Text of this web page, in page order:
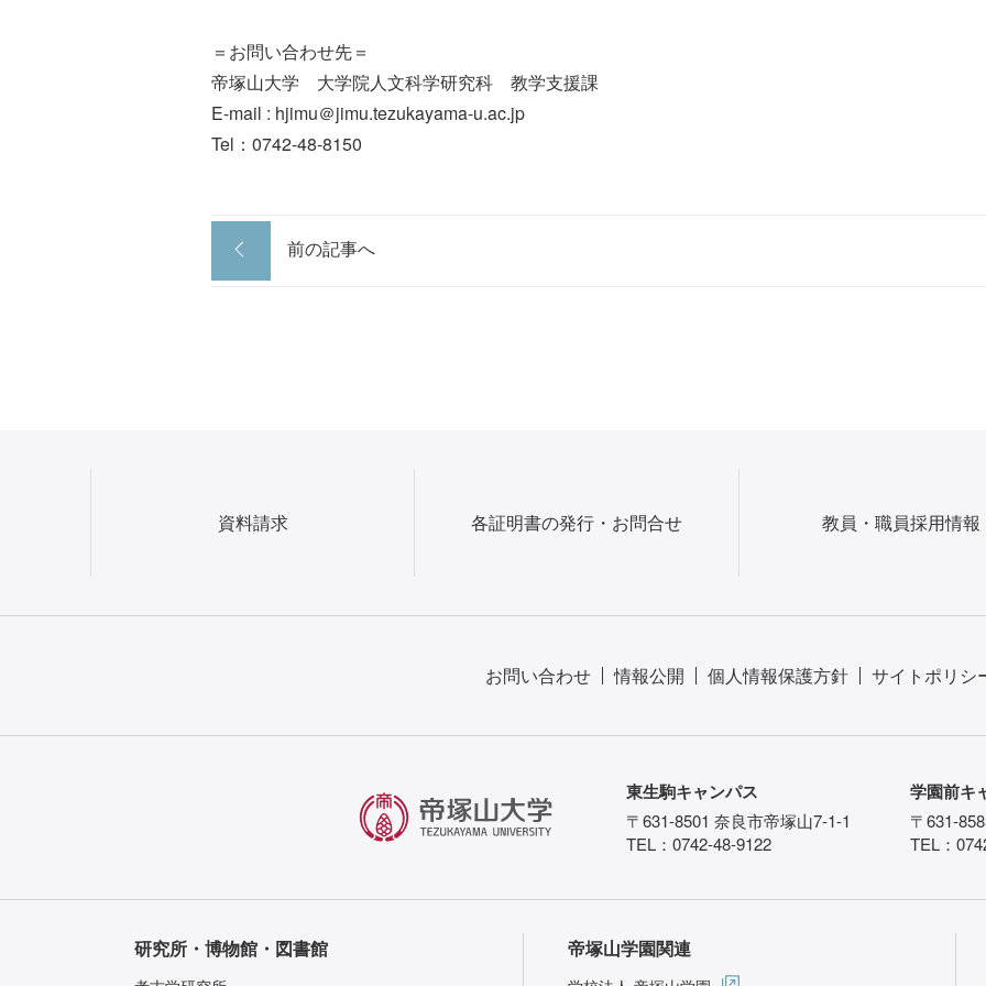
＝お問い合わせ先＝
帝塚山大学 大学院人文科学研究科 教学支援課
E-mail : hjimu＠jimu.tezukayama-u.ac.jp
Tel：0742-48-8150
前の記事へ
資料請求 各証明書の発行・お問合せ 教員・職員採用情報
お問い合わせ 情報公開 個人情報保護方針 サイトポリシ
東生駒キャンパス
〒631-8501 奈良市帝塚山7-1-1
TEL：0742-48-9122
学園前キ
〒631-
TEL：
研究所・博物館・図書館 帝塚山学園関連